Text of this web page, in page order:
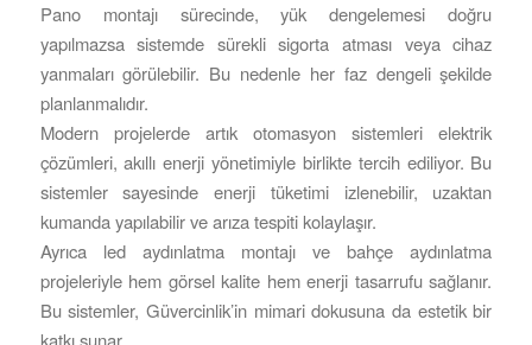
Pano montajı sürecinde, yük dengelemesi doğru
yapılmazsa sistemde sürekli sigorta atması veya cihaz
yanmaları görülebilir. Bu nedenle her faz dengeli şekilde
planlanmalıdır.
Modern projelerde artık otomasyon sistemleri elektrik
çözümleri, akıllı enerji yönetimiyle birlikte tercih ediliyor. Bu
sistemler sayesinde enerji tüketimi izlenebilir, uzaktan
kumanda yapılabilir ve arıza tespiti kolaylaşır.
Ayrıca led aydınlatma montajı ve bahçe aydınlatma
projeleriyle hem görsel kalite hem enerji tasarrufu sağlanır.
Bu sistemler, Güvercinlik’in mimari dokusuna da estetik bir
katkı sunar.